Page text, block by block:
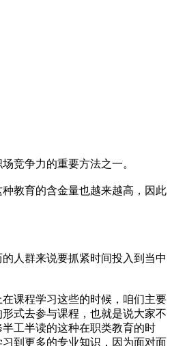
竞争力的重要方法之一。
教育的含金量也越来越高，因此
人群来说要抓紧时间投入到当中
课程学习这些的时候，咱们主要
式去参与课程，也就是说大家不
工半读的这种在职类教育的时
到更多的专业知识，因为面对面